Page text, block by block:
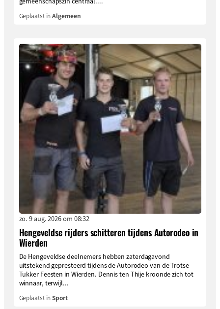
Geplaatst inAlgemeen
zo. 9 aug. 2026 om 08:32
Hengeveldse rijders schitteren tijdens Autorodeo in
Wierden
De Hengeveldse deelnemers hebben zaterdagavond
uitstekend gepresteerd tijdens de Autorodeo van de Trotse
Tukker Feesten in Wierden. Dennis ten Thije kroonde zich tot
winnaar, terwijl...
Geplaatst inSport